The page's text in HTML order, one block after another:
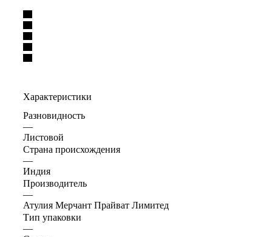
Характеристики
Разновидность
—
Листовой
Страна происхождения
—
Индия
Производитель
—
Атулия Мерчант Прайват Лимитед
Тип упаковки
—